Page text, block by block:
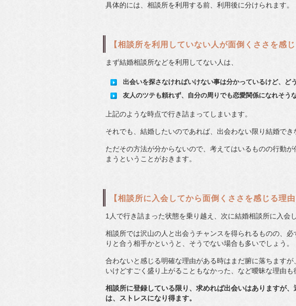
具体的には、相談所を利用する前、利用後に分けられます。
【相談所を利用していない人が面倒くささを感じ
まず結婚相談所などを利用してない人は、
出会いを探さなければいけない事は分かっているけど、ど
友人のツテも頼れず、自分の周りでも恋愛関係になれそう
上記のような時点で行き詰まってしまいます。
それでも、結婚したいのであれば、出会わない限り結婚でき
ただその方法が分からないので、考えてはいるものの行動
まうということがおきます。
【相談所に入会してから面倒くささを感じる理由
1人で行き詰まった状態を乗り越え、次に結婚相談所に入会
相談所では沢山の人と出会うチャンスを得られるものの、
りと合う相手かというと、そうでない場合も多いでしょう。
合わないと感じる明確な理由がある時はまだ腑に落ちます
いけどすごく盛り上がることもなかった、など曖昧な理由も
相談所に登録している限り、求めれば出会いはありますが
は、ストレスになり得ます。